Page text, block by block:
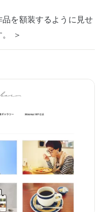
を額装するように見せ
＞